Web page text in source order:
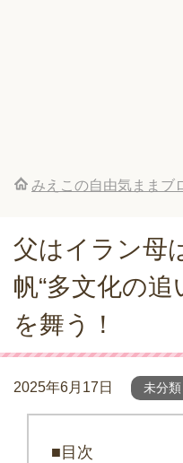
みえこの自由気ままブ
父はイラン母
帆“多文化の追
を舞う！
2025年6月17日 未分類
■目次